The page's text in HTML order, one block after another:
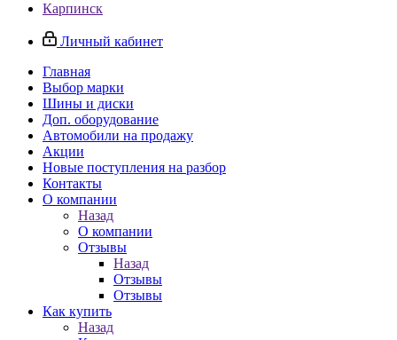
Карпинск
Личный кабинет
Главная
Выбор марки
Шины и диски
Доп. оборудование
Автомобили на продажу
Акции
Новые поступления на разбор
Контакты
О компании
Назад
О компании
Отзывы
Назад
Отзывы
Отзывы
Как купить
Назад